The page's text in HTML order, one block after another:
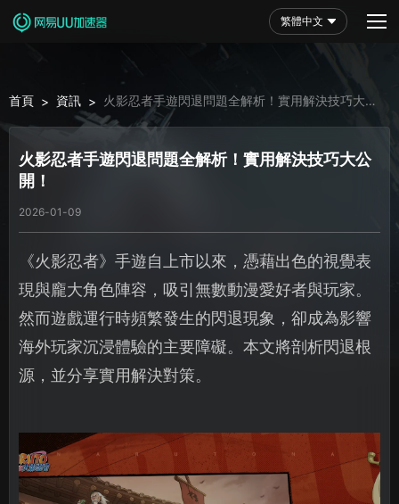
繁體中文
首頁 > 資訊 > 火影忍者手遊閃退問題全解析！實用解決技巧大公
開！
火影忍者手遊閃退問題全解析！實用解決技巧大公
開！
2026-01-09
《火影忍者》手遊自上市以來，憑藉出色的視覺表
現與龐大角色陣容，吸引無數動漫愛好者與玩家。
然而遊戲運行時頻繁發生的閃退現象，卻成為影響
海外玩家沉浸體驗的主要障礙。本文將剖析閃退根
源，並分享實用解決對策。